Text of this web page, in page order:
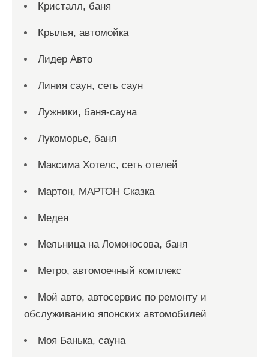
Кристалл, баня
Крылья, автомойка
Лидер Авто
Линия саун, сеть саун
Лужники, баня-сауна
Лукоморье, баня
Максима Хотелс, сеть отелей
Мартон, МАРТОН Сказка
Медея
Мельница на Ломоносова, баня
Метро, автомоечный комплекс
Мой авто, автосервис по ремонту и
обслуживанию японских автомобилей
Моя Банька, сауна